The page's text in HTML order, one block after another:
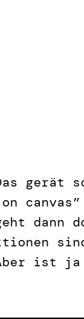
gerät
dann
Aber ist